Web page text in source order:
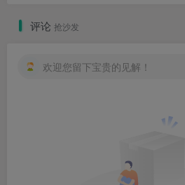
评论 抢沙发
欢迎您留下宝贵的见解！